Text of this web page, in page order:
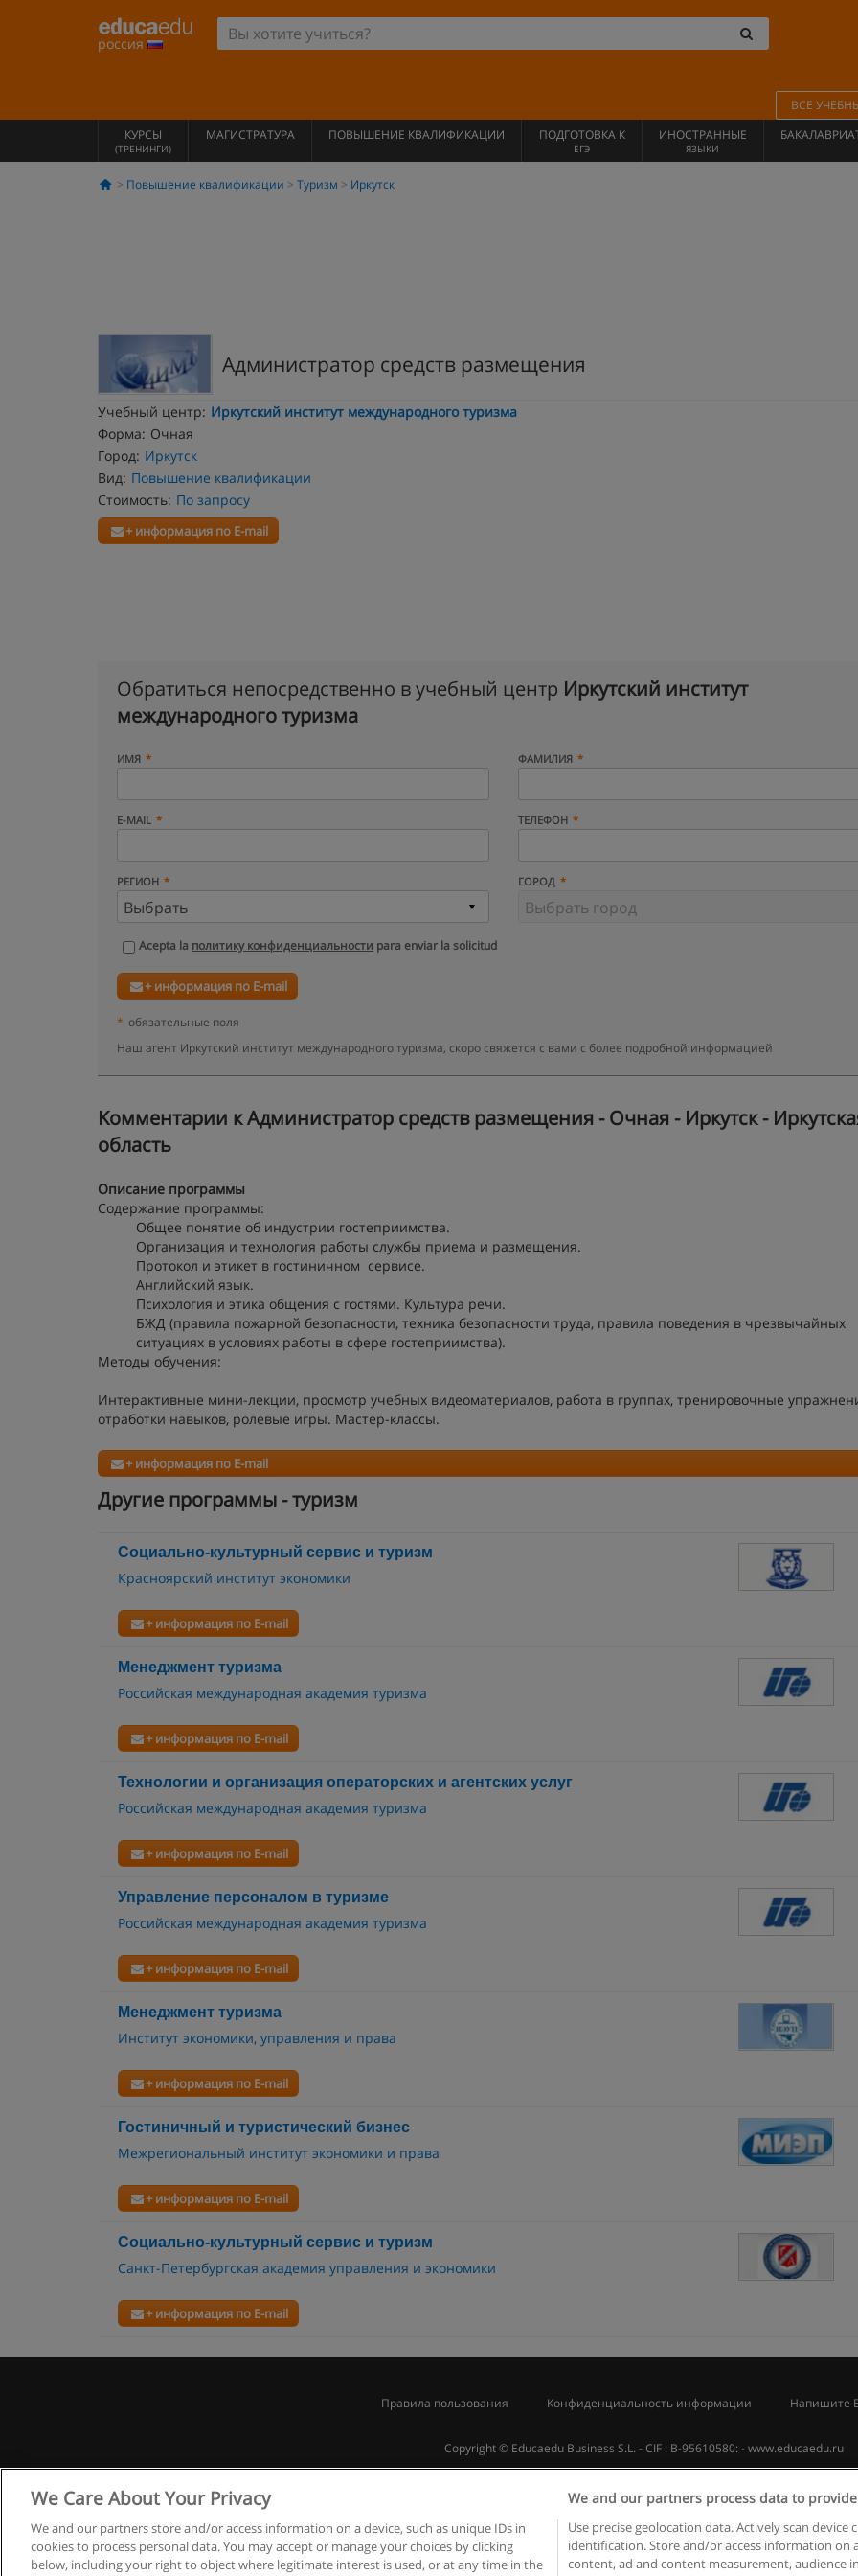
россия
ВСЕ
КУРСЫ
(ТРЕНИНГИ)
МАГИСТРАТУРА ПОВЫШЕНИЕ КВАЛИФИКАЦИИ ПОДГОТОВКА К
ЕГЭ
ИНОСТРАННЫЕ
ЯЗЫКИ
Повышение квалификации Туризм Иркутск
Администратор средств размещения
Учебный центр: Иркутский институт международного туризма
Форма: Очная
Город: Иркутск
Вид: Повышение квалификации
Стоимость: По запросу
+ информация по E-mail
Обратиться непосредственно в учебный центр Иркутский институт
международного туризма
ИМЯ ФАМИЛИЯ
E-MAIL ТЕЛЕФОН
РЕГИОН ГОРОД
Acepta la политику конфиденциальности para enviar la solicitud
+ информация по E-mail
* обязательные поля
Наш агент Иркутский институт международного туризма, скоро свяжется с вами с более подробной информацией
Kомментарии к Администратор средств размещения - Очная - Иркутск -
область
Описание программы
Содержание программы:
Общее понятие об индустрии гостеприимства.
Организация и технология работы службы приема и размещения.
Протокол и этикет в гостиничном сервисе.
Английский язык.
Психология и этика общения с гостями. Культура речи.
БЖД (правила пожарной безопасности, техника безопасности труда, правила поведения в чрезвычайных
ситуациях в условиях работы в сфере гостеприимства).
Методы обучения:
Интерактивные мини-лекции, просмотр учебных видеоматериалов, работа в группах, тренировочные
отработки навыков, ролевые игры. Мастер-классы.
+ информация по E-mail
Другие программы - туризм
Социально-культурный сервис и туризм
Красноярский институт экономики
+ информация по E-mail
Менеджмент туризма
Российская международная академия туризма
+ информация по E-mail
Технологии и организация операторских и агентских услуг
Российская международная академия туризма
+ информация по E-mail
Управление персоналом в туризме
Российская международная академия туризма
+ информация по E-mail
Менеджмент туризма
Институт экономики, управления и права
+ информация по E-mail
Гостиничный и туристический бизнес
Межрегиональный институт экономики и права
+ информация по E-mail
Социально-культурный сервис и туризм
Санкт-Петербургская академия управления и экономики
+ информация по E-mail
Правила пользования Конфиденциальность информации Напишите
Copyright © Educaedu Business S.L. - CIF : B-95610580: - www.educaedu.ru
We Care About Your Privacy
We and our partners store and/or access information on a device, such as unique IDs in
cookies to process personal data. You may accept or manage your choices by clicking
below, including your right to object where legitimate interest is used, or at any time in the
We and our partners process data to
Use precise geolocation data. Actively scan device
identification. Store and/or access information on
content, ad and content measurement, audience